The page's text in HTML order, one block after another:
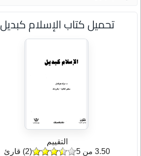
تحميل كتاب الإسلام كبديل
التقييم
(
2) قارئ 3.50 من 5